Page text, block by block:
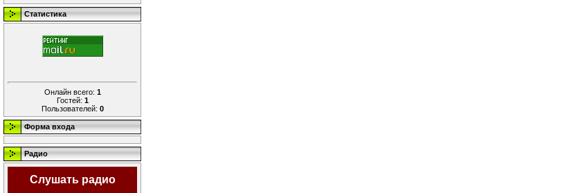
Статистика
Онлайн всего: 1
Гостей: 1
Пользователей: 0
Форма входа
Радио
Слушать радио